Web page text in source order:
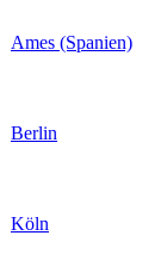
Ames (Spanien)
Berlin
Köln